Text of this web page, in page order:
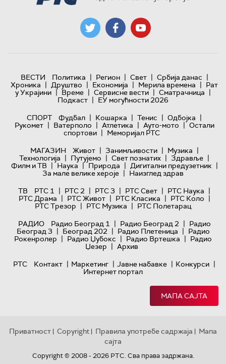
ВЕСТИ Политика | Регион | Свет | Србија данас |
Хроника | Друштво | Економија | Мерила времена | Рат
у Украјини | Време | Сервисне вести | Сматрачница |
Подкаст | ЕУ могућности 2026
СПОРТ
Фудбал | Кошарка | Тенис | Одбојка |
Рукомет | Ватерполо | Атлетика | Ауто-мото | Остали
спортови | Меморијал РТС
МАГАЗИН
Живот | Занимљивости | Музика |
Технологијa | Путујемо | Свет познатих | Здравље |
Филм и ТВ | Наука | Природа | Дигитални предузетник |
За мале велике хероје | Наизглед здрав
ТВ
РТС 1 | РТС 2 | РТС 3 | РТС Свет | РТС Наука |
РТС Драма | РТС Живот | РТС Класика | РТС Коло |
РТС Трезор | РТС Музика | РТС Полетарац
РАДИО
Радио Београд 1 | Радио Београд 2 | Радио
Београд 3 | Београд 202 | Радио Плетеница | Радио
Рокенролер | Радио Џубокс | Радио Вртешка | Радио
Џезер | Архив
РТС
Контакт | Маркетинг | Јавне набавке | Конкурси |
Интернет портал
МАПА САЈТА
Приватност | Copyright | Правила употребе садржаја | Мапа
сајта
Copyright © 2008 - 2026 РТС. Сва права задржана.